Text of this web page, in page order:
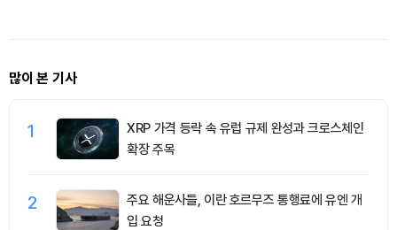
많이 본 기사
1
XRP 가격 등락 속 유럽 규제 완성과 크로스체인
확장 주목
2
주요 해운사들, 이란 호르무즈 통행료에 유엔 개
입 요청